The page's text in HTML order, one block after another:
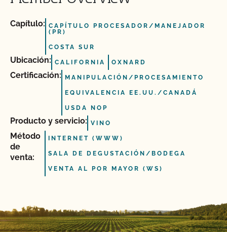
Capítulo: CAPÍTULO PROCESADOR/MANEJADOR
(PR)
COSTA SUR
Ubicación: CALIFORNIA OXNARD
Certificación: MANIPULACIÓN/PROCESAMIENTO
EQUIVALENCIA EE.UU./CANADÁ
USDA NOP
Producto y servicio: VINO
Método
de
venta:
INTERNET (WWW)
SALA DE DEGUSTACIÓN/BODEGA
VENTA AL POR MAYOR (WS)